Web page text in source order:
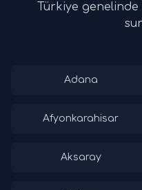
Türkiye
Adana
Afyonkarahisar
Aksaray